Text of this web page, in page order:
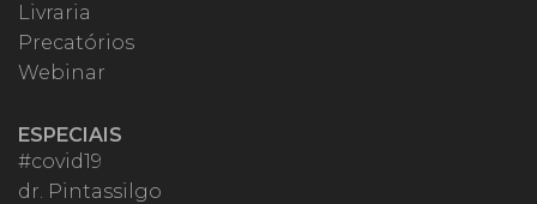
Livraria
Precatórios
Webinar
ESPECIAIS
#covid19
dr. Pintassilgo